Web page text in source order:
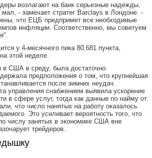
возлагают на банк серьезные надежды,
мал, - замечает стратег Barclays в Лондоне. -
что ЕЦБ предпримет все необходимые
инфляции. Соответственно, мы советуем
у 4-месячного пика 80,681 пункта,
этой неделе.
в США в среду, была достаточно
предположения о том, что крупнейшая
после зимних неудач.
управления снабжением выявила ускорение
в сфере услуг, тогда как данные по найму от
что число нанятых на работу оказалось
Это усиливает вероятность того, что
числу занятых в экономике США вне
трейдеров.